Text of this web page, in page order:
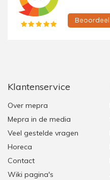
Klantenservice
Over mepra
Mepra in de media
Veel gestelde vragen
Horeca
Contact
Wiki pagina's